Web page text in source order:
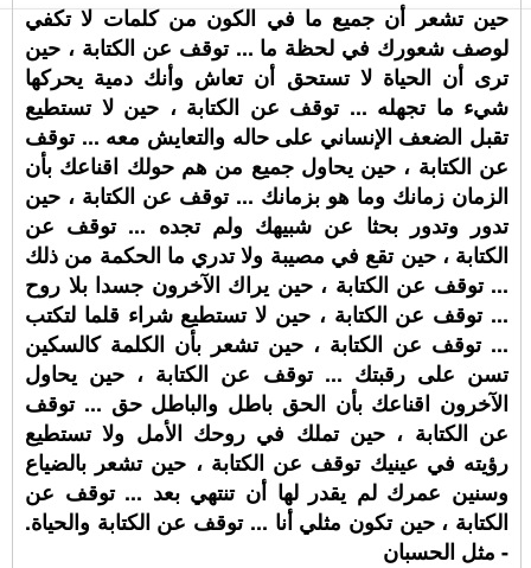
حين تشعر أن جميع ما في الكون من كلمات لا تكفي
لوصف شعورك في لحظة ما ... توقف عن الكتابة ، حين
ترى أن الحياة لا تستحق أن تعاش وأنك دمية يحركها
شيء ما تجهله ... توقف عن الكتابة ، حين لا تستطيع
تقبل الضعف الإنساني على حاله والتعايش معه ... توقف
عن الكتابة ، حين يحاول جميع من هم حولك اقناعك بأن
الزمان زمانك وما هو بزمانك ... توقف عن الكتابة ، حين
تدور وتدور بحثا عن شبيهك ولم تجده ... توقف عن
الكتابة ، حين تقع في مصيبة ولا تدري ما الحكمة من ذلك
... توقف عن الكتابة ، حين يراك الآخرون جسدا بلا روح
... توقف عن الكتابة ، حين لا تستطيع شراء قلما لتكتب
... توقف عن الكتابة ، حين تشعر بأن الكلمة كالسكين
تسن على رقبتك ... توقف عن الكتابة ، حين يحاول
الآخرون اقناعك بأن الحق باطل والباطل حق ... توقف
عن الكتابة ، حين تملك في روحك الأمل ولا تستطيع
رؤيته في عينيك توقف عن الكتابة ، حين تشعر بالضياع
وسنين عمرك لم يقدر لها أن تنتهي بعد ... توقف عن
الكتابة ، حين تكون مثلي أنا ... توقف عن الكتابة والحياة.
- مثل الحسبان